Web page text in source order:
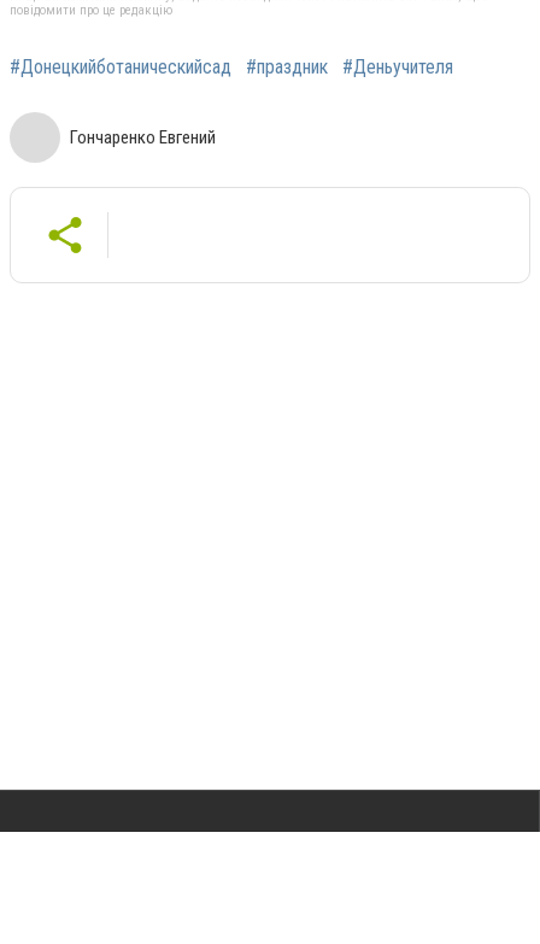
повідомити про це редакцію
#Донецкийботаническийсад #праздник #Деньучителя
Гончаренко Евгений